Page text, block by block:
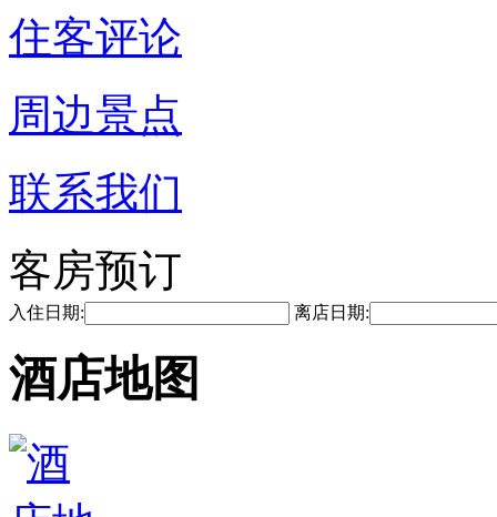
住客评论
周边景点
联系我们
客房预订
入住日期: 离店日期:
酒店地图